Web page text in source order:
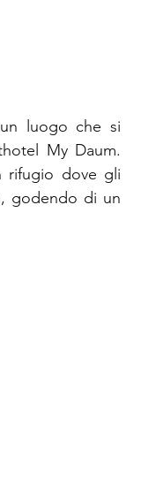
luogo che si
My Daum.
rifugio dove gli
godendo di un